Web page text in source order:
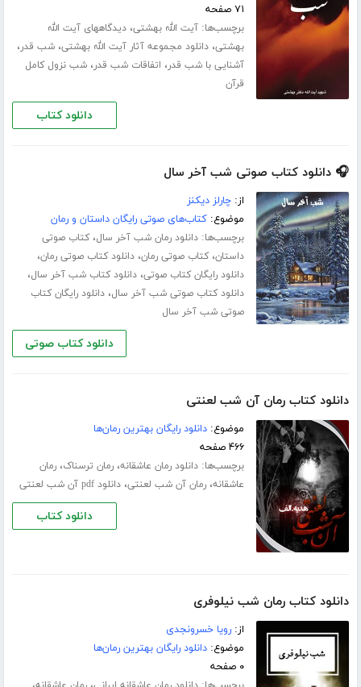
۷۱ صفحه
برچسب‌ها:آیت الله بهشتی،دیدگاههای آیت الله
بهشتی،دانلود مجموعه آثار آیت الله بهشتی،شب قدر،
آشنایی با شب قدر، اتفاقات شب قدر،شب نزول کامل
قرآن
دانلود کتاب
🎧 دانلود کتاب صوتی شب آخر سال
از:چارلز دیکنز
موضوع:کتاب‌های صوتی رایگان داستان و رمان
برچسب‌ها:دانلود رمان شب آخر سال،کتاب صوتی
داستان،کتاب صوتی رمان،دانلود کتاب صوتی رمان،
دانلود رایگان کتاب صوتی،دانلود کتاب شب آخر سال،
دانلود کتاب صوتی شب آخر سال،دانلود رایگان کتاب
صوتی شب آخر سال
دانلود کتاب صوتی
دانلود کتاب رمان آن شب لعنتی
موضوع:دانلود رایگان بهترین رمان‌ها
۴۶۶ صفحه
برچسب‌ها:دانلود رمان عاشقانه،رمان ترسناک،رمان
عاشقانه،رمان آن شب لعنتی،دانلود pdf آن شب لعنتی
دانلود کتاب
دانلود کتاب رمان شب نیلوفری
از:رویا خسرونجدی
موضوع:دانلود رایگان بهترین رمان‌ها
۰ صفحه